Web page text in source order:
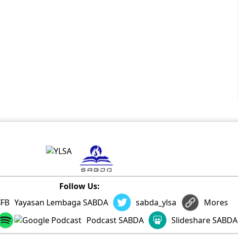
Follow Us:
Yayasan Lembaga SABDA sabda_ylsa
Mores
Podcast SABDA Slideshare SABDA